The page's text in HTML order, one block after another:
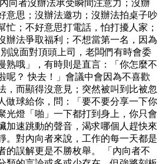
向者沒辦法承受瞬間注意力；沒辦
意思；沒辦法邀功；沒辦法拍桌子吵
忙；不好意思打電話，怕打擾人家；
辦法爭取福利；不想當第一名，因為
說面對頂頭上司，老闆們有時會委
熟哦」，有時則是直言：「你怎麼不
呢？ 快去！」會議中會因為不喜歡
，而顯得沒意見；突然被叫到比被忽
做球給你，問：「要不要分享一下你
光燈「啪」一下都打到身上，你只會
加速跳動的聲音，渴求哪個人趕快來
。對內向者來說，工作的每一天都是
的誤解更是不勝枚舉。 「內向者不